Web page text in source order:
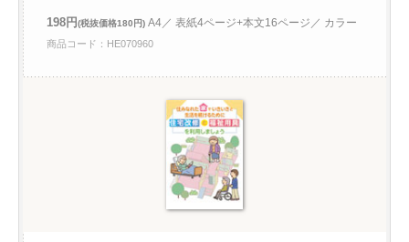
198円(税抜価格180円) A4／ 表紙4ページ+本文16ページ／ カラー
商品コード：HE070960